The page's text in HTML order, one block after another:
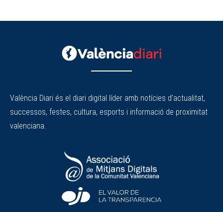
València Diari és el diari digital líder amb notícies d'actualitat,
successos, festes, cultura, esports i informació de proximitat
valenciana.